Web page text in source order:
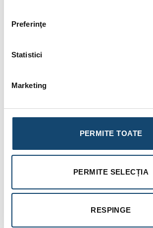
Preferinţe
Statistici
Marketing
PERMITE TOATE
PERMITE SELECȚIA
RESPINGE
INFORMAȚII SUPLIMENTARE
2. Set distribuitor 3 cai Purmo
3. Grup de pompare si amestec Purmo